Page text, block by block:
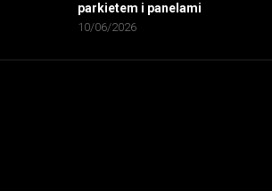
parkietem i panelami
10/06/2026